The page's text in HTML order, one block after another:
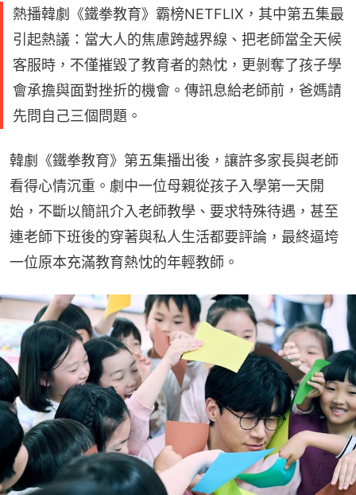
熱播韓劇《鐵拳教育》霸榜NETFLIX，其中第五集最
引起熱議：當大人的焦慮跨越界線、把老師當全天候
客服時，不僅摧毀了教育者的熱忱，更剝奪了孩子學
會承擔與面對挫折的機會。傳訊息給老師前，爸媽請
先問自己三個問題。
韓劇《鐵拳教育》第五集播出後，讓許多家長與老師
看得心情沉重。劇中一位母親從孩子入學第一天開
始，不斷以簡訊介入老師教學、要求特殊待遇，甚至
連老師下班後的穿著與私人生活都要評論，最終逼垮
一位原本充滿教育熱忱的年輕教師。